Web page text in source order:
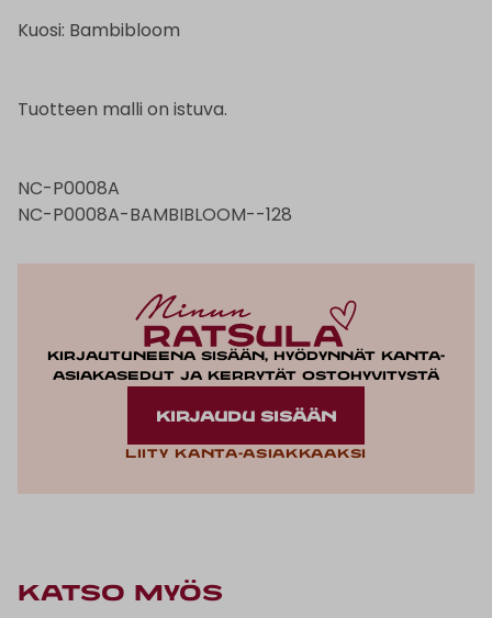
Kuosi: Bambibloom
Tuotteen malli on istuva.
NC-P0008A
NC-P0008A-BAMBIBLOOM--128
Kirjautuneena sisään, hyödynnät kanta-
asiakasedut ja kerrytät ostohyvitystä
KIRJAUDU SISÄÄN
Liity kanta-asiakkaaksi
KATSO MYÖS